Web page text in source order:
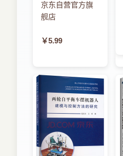
京东自营官方旗
舰店
￥5.99